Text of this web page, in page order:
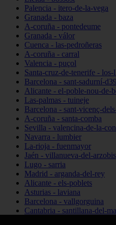
Palencia - itero-de-la-vega
Granada - baza
A-coruña - pontedeume
Granada - válor
Cuenca - las-pedroñeras
A-coruña - carral
Valencia - puçol
Santa-cruz-de-tenerife -
Barcelona - sant-sadurní-
Alicante - el-poble-nou-de-
Las-palmas - tuineje
Barcelona - sant-vicenç-
A-coruña - santa-comba
Sevilla - valencina-de-la-
Navarra - lumbier
La-rioja - fuenmayor
Jaén - villanueva-del-
Lugo - sarria
Madrid - arganda-del-rey
Alicante - els-poblets
Asturias - laviana
Barcelona - vallgorguina
Cantabria - santillana-del-